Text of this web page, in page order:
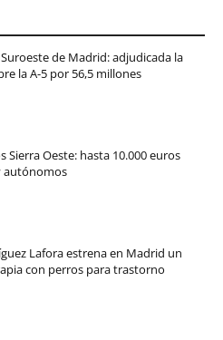
de Madrid: adjudicada la
la A-5 por 56,5 millones
Sierra Oeste: hasta 10.000 euros
autónomos
Lafora estrena en Madrid un
con perros para trastorno